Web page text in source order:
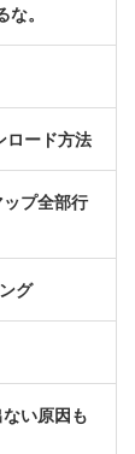
。
ロード方法
プ全部行
グ
い原因も